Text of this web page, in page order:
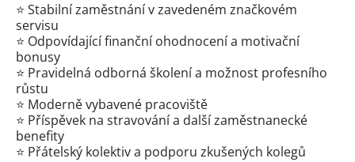
⭐ Stabilní zaměstnání v zavedeném značkovém
servisu
⭐ Odpovídající finanční ohodnocení a motivační
bonusy
⭐ Pravidelná odborná školení a možnost profesního
růstu
⭐ Moderně vybavené pracoviště
⭐ Příspěvek na stravování a další zaměstnanecké
benefity
⭐ Přátelský kolektiv a podporu zkušených kolegů